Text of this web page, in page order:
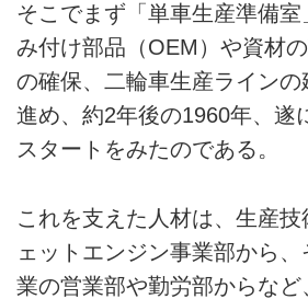
そこでまず「単車生産準備室
み付け部品（OEM）や資材
の確保、二輪車生産ラインの
進め、約2年後の1960年、遂
スタートをみたのである。
これを支えた人材は、生産
ェットエンジン事業部から
業の営業部や勤労部からなど